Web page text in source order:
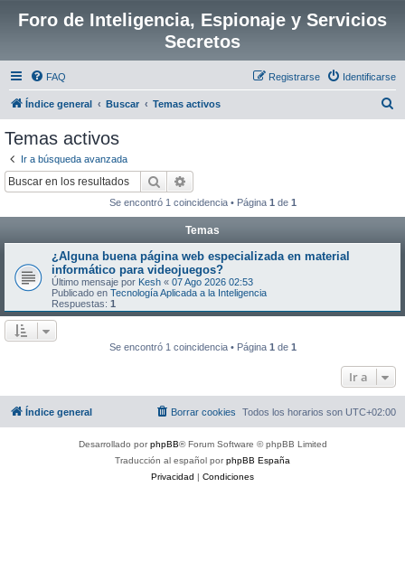
Foro de Inteligencia, Espionaje y Servicios
Secretos
FAQ Identificarse
Registrarse
Índice general Buscar Temas activos
Temas activos
Ir a búsqueda avanzada
Buscar
Se encontró 1 coincidencia • Página 1 de 1
Temas
¿Alguna buena página web especializada en material
informático para videojuegos?
Último mensaje por Kesh « 07 Ago 2026 02:53
Publicado en Tecnología Aplicada a la Inteligencia
Respuestas: 1
Se encontró 1 coincidencia • Página 1 de 1
Ir a
Índice general Todos los horarios son UTC+02:00
Borrar cookies
Desarrollado porphpBB® Forum Software © phpBB Limited
Traducción al español porphpBB España
Privacidad | Condiciones